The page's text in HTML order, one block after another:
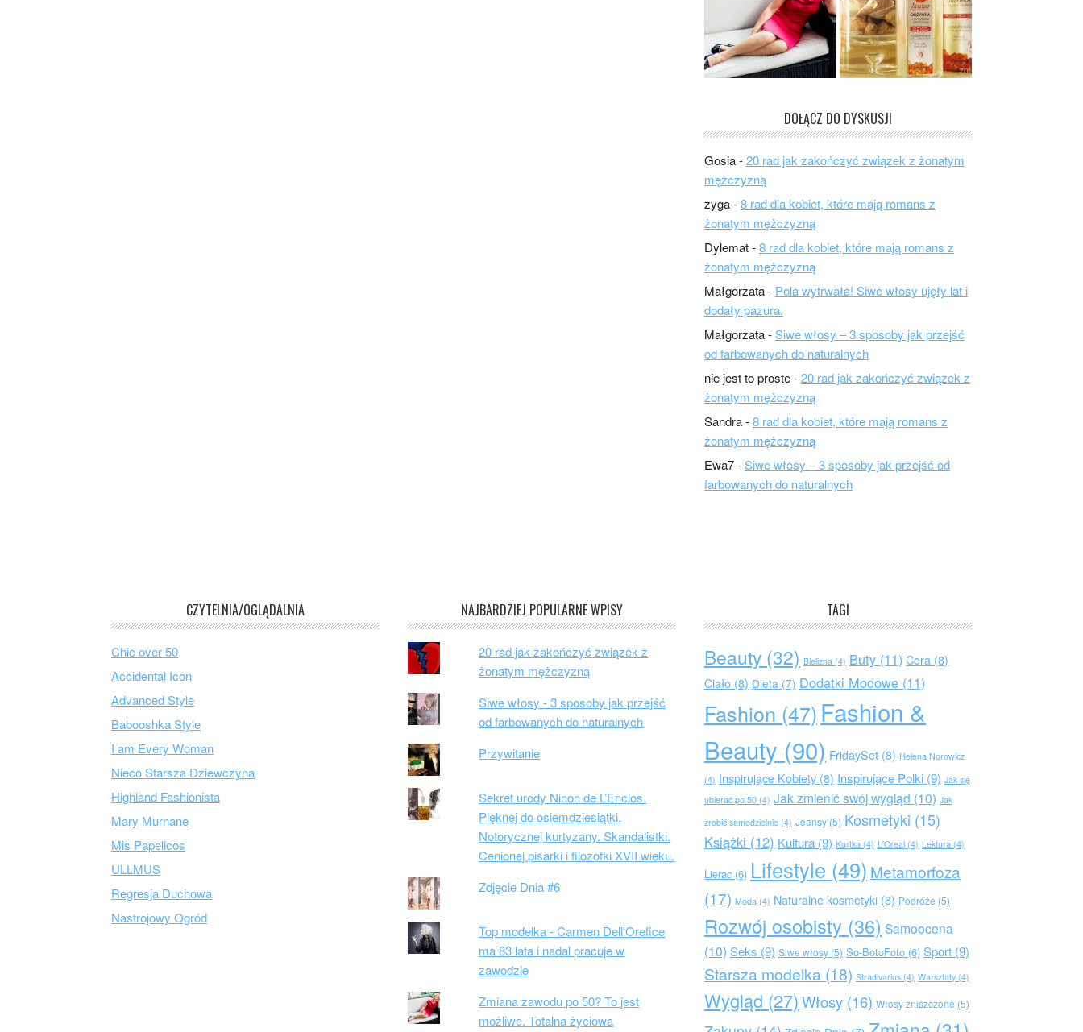
DOŁĄCZ DO DYSKUSJI
Gosia-20 rad jak zakończyć związek z żonatym
mężczyzną
zyga-8 rad dla kobiet, które mają romans z
żonatym mężczyzną
Dylemat-8 rad dla kobiet, które mają romans z
żonatym mężczyzną
Małgorzata- Pola wytrwała! Siwe włosy ujęły lat i
dodały pazura.
Małgorzata-Siwe włosy – 3 sposoby jak przejść
od farbowanych do naturalnych
nie jest to proste-20 rad jak zakończyć związek z
żonatym mężczyzną
Sandra-8 rad dla kobiet, które mają romans z
żonatym mężczyzną
Ewa7-Siwe włosy – 3 sposoby jak przejść od
farbowanych do naturalnych
CZYTELNIA/OGLĄDALNIA
Chic over 50
Accidental Icon
Advanced Style
Babooshka Style
I am Every Woman
Nieco Starsza Dziewczyna
Highland Fashionista
Mary Murnane
Mis Papelicos
ULLMUS
Regresja Duchowa
Nastrojowy Ogród
NAJBARDZIEJ POPULARNE WPISY
20 rad jak zakończyć związek z
żonatym mężczyzną
Siwe włosy - 3 sposoby jak przejść
od farbowanych do naturalnych
Przywitanie
Sekret urody Ninon de L’Enclos.
Pięknej do osiemdziesiątki.
Notorycznej kurtyzany. Skandalistki.
Cenionej pisarki i filozofki XVII wieku.
Zdjęcie Dnia #6
Top modelka - Carmen Dell'Orefice
ma 83 lata i nadal pracuje w
zawodzie
Zmiana zawodu po 50? To jest
możliwe. Totalna życiowa
TAGI
Beauty (32) Bielizna (4) Buty (11) Cera (8)
Ciało (8) Dieta (7) Dodatki Modowe (11)
Fashion (47)Fashion &
Beauty (90) FridaySet (8) Helena Norowicz
(4) Inspirujące Kobiety (8) Inspirujące Polki (9) Jak się
ubierać po 50 (4) Jak zmienić swój wygląd (10) Jak
zrobić samodzielnie (4) Jeansy (5) Kosmetyki (15)
Książki (12) Kultura (9) Kurtka (4) L'Oreal (4) Lektura (4)
Lierac (6) Lifestyle (49) Metamorfoza
(17) Moda (4) Naturalne kosmetyki (8) Podróże (5)
Rozwój osobisty (36) Samoocena
(10) Seks (9) Siwe włosy (5) So-BotoFoto (6) Sport (9)
Starsza modelka (18) Stradivarius (4) Warsztaty (4)
Wygląd (27)Włosy (16) Włosy zniszczone (5)